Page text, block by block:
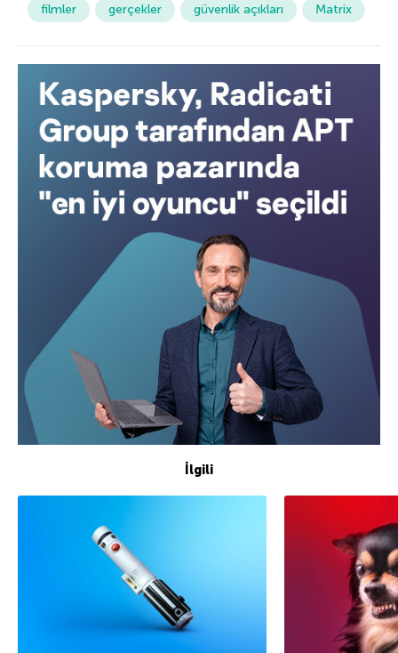
filmler gerçekler güvenlik açıkları Matrix
İlgili